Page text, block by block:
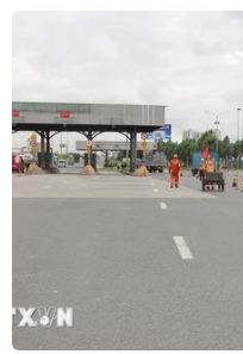
#Áo mưa #Nhiệt độ
#Tin tức
#Tin tức mới
#Tin tức mới nhất trong
#Vietnam
TP. Hà Nội